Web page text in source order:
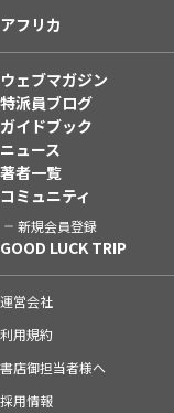
アフリカ
ウェブマガジン
特派員ブログ
ガイドブック
ニュース
著者一覧
コミュニティ
新規会員登録
GOOD LUCK TRIP
運営会社
利用規約
書店御担当者様へ
採用情報